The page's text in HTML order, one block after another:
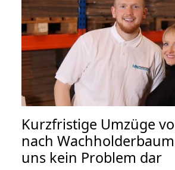
Kurzfristige Umzüge
nach
uns kein Problem dar